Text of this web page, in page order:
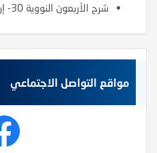
شرح الأربعون النووية 30- إن الله فرض فرائض فلا تضيعوها
مواقع التواصل الاجتماعي